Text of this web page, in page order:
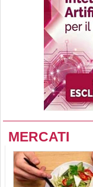
MERCATI